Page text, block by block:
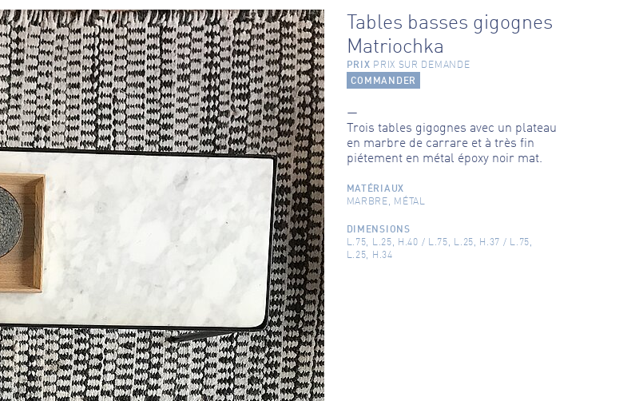
Tables basses gigognes
Matriochka
PRIX PRIX SUR DEMANDE
COMMANDER
Trois tables gigognes avec un plateau
en marbre de carrare et à très fin
piétement en métal époxy noir mat.
MATÉRIAUX
MARBRE, MÉTAL
DIMENSIONS
L.75, L.25, H.40 / L.75, L.25, H.37 / L.75,
L.25, H.34